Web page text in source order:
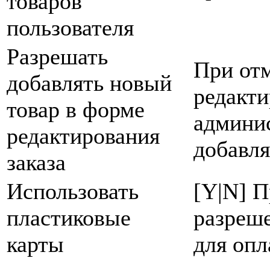
пользователя
Разрешать
добавлять новый
товар в форме
редактирования
заказа
При
Использовать
пластиковые
карты
[Y|N]
для